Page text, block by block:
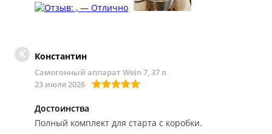
К Константин
Самогонный аппарат Wein 7, 37 л
23 июля 2026
Достоинства
Полный комплект для старта с коробки.